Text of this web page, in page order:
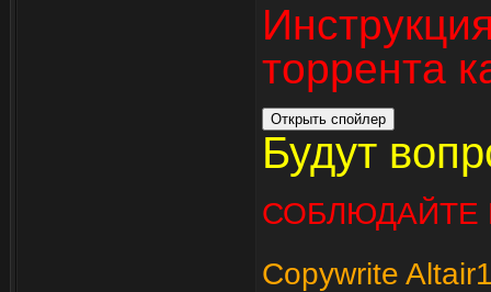
торрента
Будут
СОБЛЮДАЙТЕ
Copywrite